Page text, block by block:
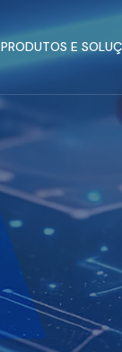
PRODUTOS E